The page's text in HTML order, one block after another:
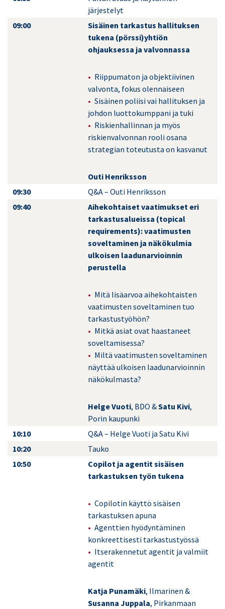
järjestelyt
09:00
Sisäinen tarkastus hallituksen
tukena (pörssi)yhtiön
ohjauksessa ja valvonnassa
Riippumaton ja objektiivinen
valvonta, fokus olennaiseen
Sisäinen poliisi vai hallituksen ja
johdon luottokumppani ja tuki
Riskienhallinnan ja myös
riskienvalvonnan rooli osana
strategian toteutusta on kasvanut
Outi Henriksson
09:30
Q&A – Outi Henriksson
09:40
Aihekohtaiset vaatimukset eri
tarkastusalueissa (topical
requirements): vaatimusten
soveltaminen ja näkökulmia
ulkoisen laadunarvioinnin
perustella
Mitä lisäarvoa aihekohtaisten
vaatimusten soveltaminen tuo
tarkastustyöhön?
Mitkä asiat ovat haastaneet
soveltamisessa?
Miltä vaatimusten soveltaminen
näyttää ulkoisen laadunarvioinnin
näkökulmasta?
Helge Vuoti, BDO &Satu Kivi,
Porin kaupunki
10:10
Q&A – Helge Vuoti ja Satu Kivi
10:20
Tauko
10:50
Copilot ja agentit sisäisen
tarkastuksen työn tukena
Copilotin käyttö sisäisen
tarkastuksen apuna
Agenttien hyödyntäminen
konkreettisesti tarkastustyössä
Itserakennetut agentit ja valmiit
agentit
Katja Punamäki, Ilmarinen &
Susanna Juppala, Pirkanmaan